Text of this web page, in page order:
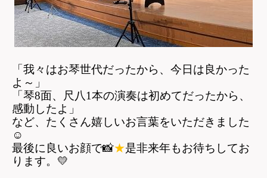
「我々はお琴世代だったから、今日は良かった
よ～」
「琴8面、尺八1本の演奏は初めてだったから、
感動したよ」
など、たくさん嬉しいお言葉をいただきました
☺
最後に良いお顔で📸★是非来年もお待ちしてお
ります。 💛